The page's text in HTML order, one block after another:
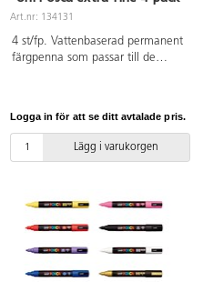
Art.nr: 134131
4 st/fp. Vattenbaserad permanent
färgpenna som passar till de
Linjebredd 0,9-1,3 mm.
Logga in för att se ditt avtalade pris.
Lägg i varukorgen